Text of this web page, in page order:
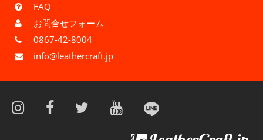
FAQ
お問合せフォーム
0867-42-8004
info@leathercraft.jp